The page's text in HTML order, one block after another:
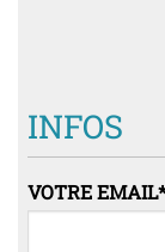
INFOS
VOTRE EMAIL